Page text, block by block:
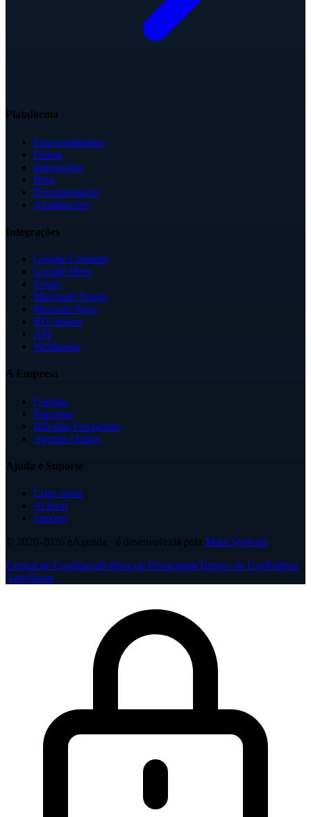
Plataforma
Funcionalidades
Planos
Integrações
Blog
Documentação
Atualizações
Integrações
Google Calendar
Google Meet
Zoom
Microsoft Teams
Mercado Pago
RD Station
API
Webhooks
A Empresa
Contato
Parcerias
Dúvidas Frequentes
Agende Online
Ajuda e Suporte
Criar conta
Acessar
Suporte
© 2020-2026 eAgenda · é desenvolvida pela Mupi Systems
Central de ConfiançaPolítica de PrivacidadeTermos de UsoPolítica
Anti-Spam